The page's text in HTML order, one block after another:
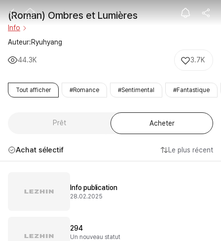
(Roman)
(Roman) Ombres et Lumières
Info
Auteur:Ryuhyang
44.3K 3.7K
Tout afficher #Romance #Sentimental #Fantastique
Prêt Acheter
Achat sélectif Le plus récent
Info publication
28.02.2025
294
Un nouveau statut